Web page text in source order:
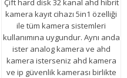
Çift hard disk 32 kanal ahd hibrit
kamera kayıt cihazı 5in1 özelliği
ile tüm kamera sistemleri
kullanımına uygundur. Aynı anda
ister analog kamera ve ahd
kamera isterseniz ahd kamera
ve ip güvenlik kamerası birlikte